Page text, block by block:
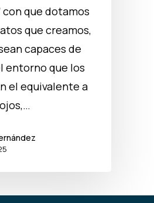
con que dotamos
que creamos,
capaces de
entorno que los
el equivalente a